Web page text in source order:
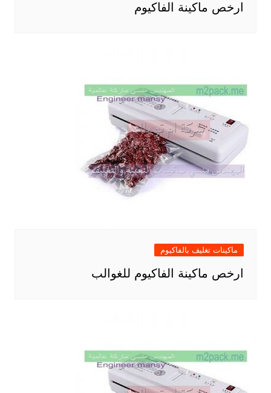
ارخص ماكينة الفاكيوم
ماكينات تغليف بالفاكيوم
ارخص ماكينة الفاكيوم للغوالب